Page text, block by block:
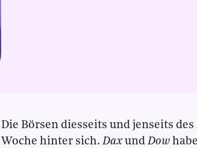
Die Börsen diesseits und jenseits
Woche hinter sich. Dax und Dow